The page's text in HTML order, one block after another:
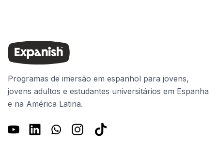
Programas de imersão em espanhol para jovens,
jovens adultos e estudantes universitários em Espanha
e na América Latina.